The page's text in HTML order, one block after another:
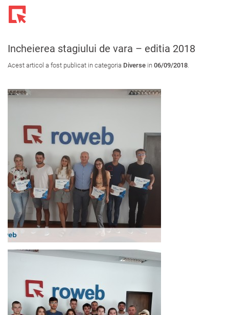
Incheierea stagiului de vara – editia 2018
Acest articol a fost publicat in categoria Diverse in 06/09/2018.